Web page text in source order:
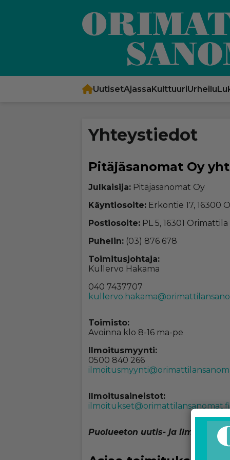
UutisetAjassaKulttuuriUrheilu
Yhteys­tie­dot
Pitä­jä­sa­no­mat Oy
Jul­kai­si­ja: Pi­tä­jä­sa­no­mat Oy
Käyn­ti­o­soi­te: Er­kon­tie 17, 16300
Pos­ti­o­soi­te: PL 5, 16301 Ori­mat­ti­la
Pu­he­lin: (03) 876 678
Toi­mi­tus­joh­ta­ja:
Kul­ler­vo Ha­ka­ma
040 7437707
Toi­mis­to:
Avoin­na klo 8-16 ma-pe
Il­moi­tus­myyn­ti:
0500 840 266
Il­moi­tu­sai­neis­tot:
il­moi­tuk­set@ori­mat­ti­lan­sa­no­mat.fi
Puo­lu­ee­ton uu­tis- ja il­moi­tus­leh­ti